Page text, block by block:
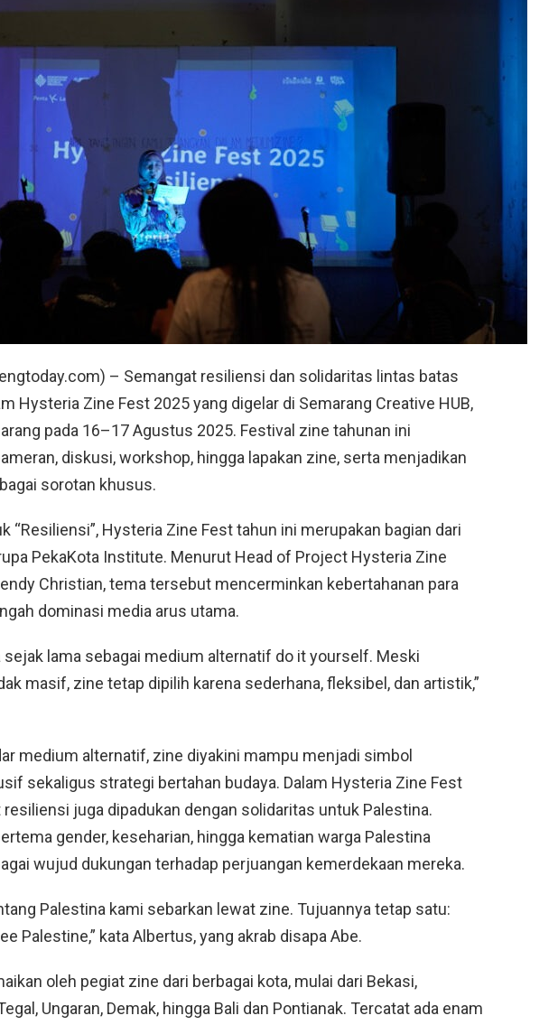
– Semangat resiliensi dan solidaritas lintas batas
Hysteria Zine Fest 2025yang digelar di Semarang Creative HUB,
pada 16–17 Agustus 2025. Festival zine tahunan ini
diskusi, workshop, hingga lapakan zine, serta menjadikan
sorotan khusus.
“Resiliensi”, Hysteria Zine Fest tahun ini merupakan bagian dari
PekaKota Institute. Menurut Head of Project Hysteria Zine
Christian, tema tersebut mencerminkan kebertahanan para
dominasi media arus utama.
sejak lama sebagai medium alternatif do it yourself. Meski
masif, zine tetap dipilih karena sederhana, fleksibel, dan artistik,”
medium alternatif, zine diyakini mampu menjadi simbol
sekaligus strategi bertahan budaya. Dalam Hysteria Zine Fest
juga dipadukan dengan solidaritas untuk Palestina.
gender, keseharian, hingga kematian warga Palestina
wujud dukungan terhadap perjuangan kemerdekaan mereka.
Palestina kami sebarkan lewat zine. Tujuannya tetap satu:
Palestine,” kata Albertus, yang akrab disapa Abe.
oleh pegiat zine dari berbagai kota, mulai dari Bekasi,
Ungaran, Demak, hingga Bali dan Pontianak. Tercatat ada enam